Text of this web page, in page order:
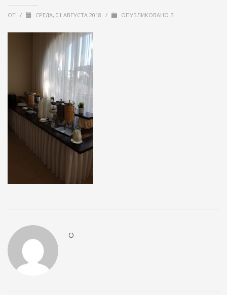
ОТ / СРЕДА, 01 АВГУСТА 2018 / ОПУБЛИКОВАНО В
О